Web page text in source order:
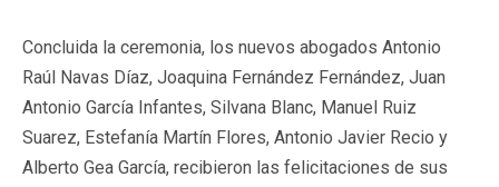
Concluida la ceremonia, los nuevos abogados Antonio
Raúl Navas Díaz, Joaquina Fernández Fernández, Juan
Antonio García Infantes, Silvana Blanc, Manuel Ruiz
Suarez, Estefanía Martín Flores, Antonio Javier Recio y
Alberto Gea García, recibieron las felicitaciones de sus